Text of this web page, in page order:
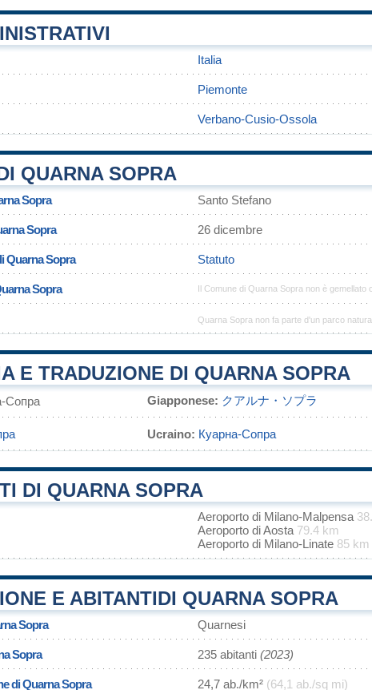
Italia
Piemonte
Verbano-Cusio-Ossola
QUARNA SOPRA
Sopra Santo Stefano
Sopra 26 dicembre
Quarna Sopra Statuto
Sopra Il Comune di Quarna Sopra non è gemellato
Quarna Sopra non fa parte d'un parco
E TRADUZIONE DI QUARNA SOPRA
Сопра Giapponese: クアルナ・ソプラ
Ucraino: Куарна-Сопра
DI QUARNA SOPRA
Aeroporto di Milano-Malpensa
Aeroporto di Aosta 79.4 km
Aeroporto di Milano-Linate 85 km
E ABITANTIDI QUARNA SOPRA
Sopra Quarnesi
Sopra 235 abitanti (2023)
di Quarna Sopra 24,7 ab./km² (64,1 ab./sq mi)